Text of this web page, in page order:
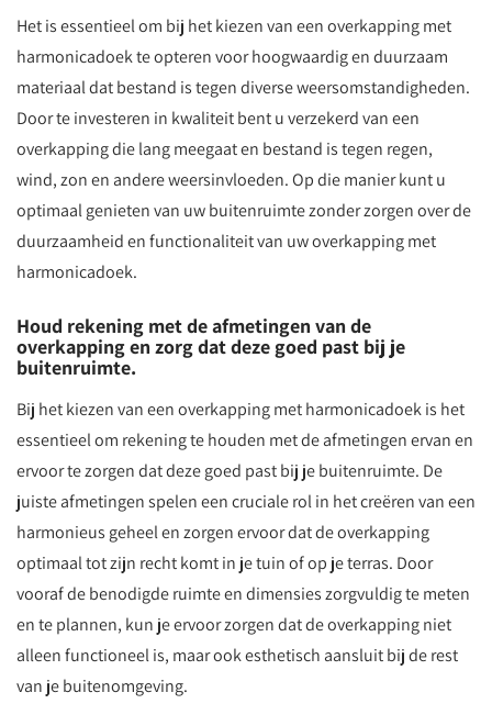
Het is essentieel om bij het kiezen van een overkapping met
harmonicadoek te opteren voor hoogwaardig en duurzaam
materiaal dat bestand is tegen diverse weersomstandigheden.
Door te investeren in kwaliteit bent u verzekerd van een
overkapping die lang meegaat en bestand is tegen regen,
wind, zon en andere weersinvloeden. Op die manier kunt u
optimaal genieten van uw buitenruimte zonder zorgen over de
duurzaamheid en functionaliteit van uw overkapping met
harmonicadoek.
Houd rekening met de afmetingen van de
overkapping en zorg dat deze goed past bij je
buitenruimte.
Bij het kiezen van een overkapping met harmonicadoek is het
essentieel om rekening te houden met de afmetingen ervan en
ervoor te zorgen dat deze goed past bij je buitenruimte. De
juiste afmetingen spelen een cruciale rol in het creëren van een
harmonieus geheel en zorgen ervoor dat de overkapping
optimaal tot zijn recht komt in je tuin of op je terras. Door
vooraf de benodigde ruimte en dimensies zorgvuldig te meten
en te plannen, kun je ervoor zorgen dat de overkapping niet
alleen functioneel is, maar ook esthetisch aansluit bij de rest
van je buitenomgeving.